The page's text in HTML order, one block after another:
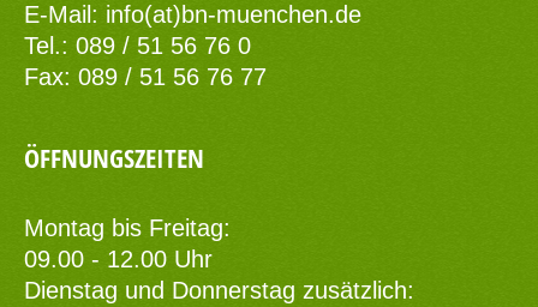
E-Mail: info(at)bn-muenchen.de
Tel.: 089 / 51 56 76 0
Fax: 089 / 51 56 76 77
ÖFFNUNGSZEITEN
Montag bis Freitag:
09.00 - 12.00 Uhr
Dienstag und Donnerstag zusätzlich: